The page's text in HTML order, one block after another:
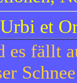
et
es fällt
Schnee